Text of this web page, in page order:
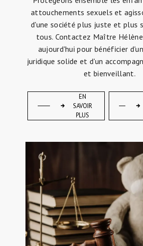
attouchements sexuels et
d'une société plus juste et plus
tous. Contactez Maître
aujourd'hui pour bénéficier
juridique solide et d'un
et bienveillant.
EN
SAVOIR
PLUS